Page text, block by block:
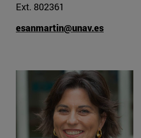
Ext. 802361
esanmartin@unav.es